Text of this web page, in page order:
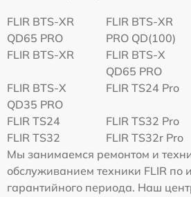
FLIR BTS-XR
QD65 PRO
FLIR BTS-XR
PRO QD(100)
FLIR BTS-XR
FLIR BTS-X
QD65 PRO
FLIR BTS-X
QD35 PRO
FLIR TS24 Pro
FLIR TS24
FLIR TS32 Pro
FLIR TS32
FLIR TS32r Pro
Мы занимаемся ремонтом и
обслуживанием техники FLIR по
гарантийного периода. Наш